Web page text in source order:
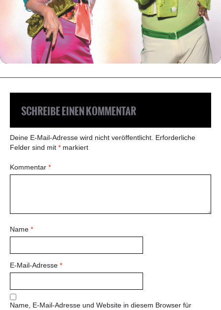
SCHREIBE EINEN KOMMENTAR
Deine E-Mail-Adresse wird nicht veröffentlicht. Erforderliche
Felder sind mit * markiert
Kommentar *
Name *
E-Mail-Adresse *
Name, E-Mail-Adresse und Website in diesem Browser für